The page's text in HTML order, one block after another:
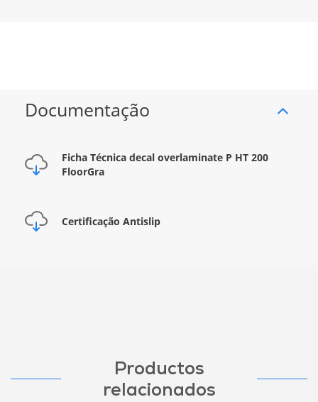
Documentação
Ficha Técnica decal overlaminate P HT 200
FloorGra
Certificação Antislip
Productos
relacionados